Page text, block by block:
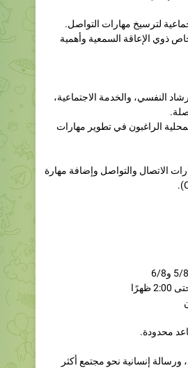
ذوي الإعاقة السمعية وأهمية
الراغبون في تطوير مهارات
الاتصال والتواصل وإضافة مهارة
محدودة.
إنسانية نحو مجتمع أكثر